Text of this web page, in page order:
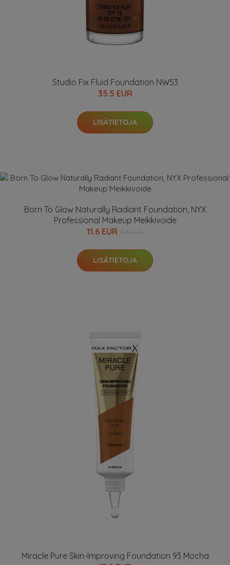
Studio Fix Fluid Foundation NW53
35.5 EUR
LISÄTIETOJA
Born To Glow Naturally Radiant Foundation, NYX
Professional Makeup Meikkivoide
11.6 EUR
LISÄTIETOJA
Miracle Pure Skin-Improving Foundation 93 Mocha